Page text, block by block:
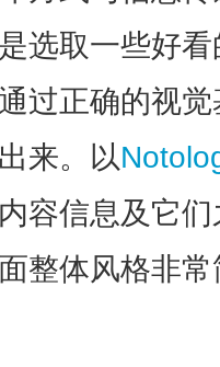
选取一些好
过正确的视
来。以
容信息及它
整体风格非